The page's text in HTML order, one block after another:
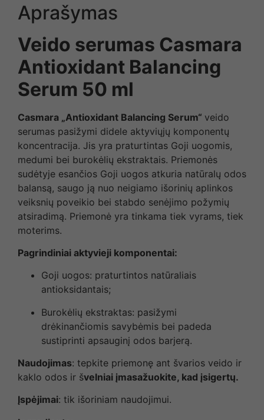
Aprašymas
Veido serumas Casmara
Antioxidant Balancing
Serum 50 ml
Casmara „Antioxidant Balancing Serum“ veido
serumas pasižymi didele aktyviųjų komponentų
koncentracija. Jis yra praturtintas Goji uogomis,
medumi bei burokėlių ekstraktais. Priemonės
sudėtyje esančios Goji uogos atkuria natūralų odos
balansą, saugo ją nuo neigiamo išorinių aplinkos
veiksnių poveikio bei stabdo senėjimo požymių
atsiradimą. Priemonė yra tinkama tiek vyrams, tiek
moterims.
Pagrindiniai aktyvieji komponentai:
Goji uogos: praturtintos natūraliais
antioksidantais;
Burokėlių ekstraktas: pasižymi
drėkinančiomis savybėmis bei padeda
sustiprinti apsauginį odos barjerą.
Naudojimas: tepkite priemonę ant švarios veido ir
kaklo odos ir švelniai įmasažuokite, kad įsigertų.
Įspėjimai: tik išoriniam naudojimui.